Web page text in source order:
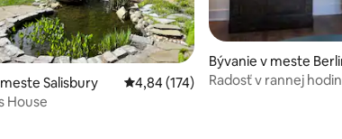
Salisbury Priemerné ohodnotenie 4,84 z 5,
4,84 (174)
House
Bývanie v meste
Radosť v rannej